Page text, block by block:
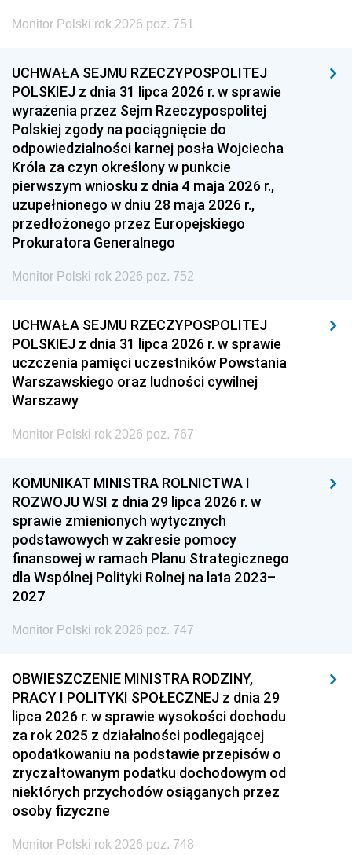
Monitor Polski rok 2026 poz. 751
UCHWAŁA SEJMU RZECZYPOSPOLITEJ
POLSKIEJ z dnia 31 lipca 2026 r. w sprawie
wyrażenia przez Sejm Rzeczypospolitej
Polskiej zgody na pociągnięcie do
odpowiedzialności karnej posła Wojciecha
Króla za czyn określony w punkcie
pierwszym wniosku z dnia 4 maja 2026 r.,
uzupełnionego w dniu 28 maja 2026 r.,
przedłożonego przez Europejskiego
Prokuratora Generalnego
Monitor Polski rok 2026 poz. 752
UCHWAŁA SEJMU RZECZYPOSPOLITEJ
POLSKIEJ z dnia 31 lipca 2026 r. w sprawie
uczczenia pamięci uczestników Powstania
Warszawskiego oraz ludności cywilnej
Warszawy
Monitor Polski rok 2026 poz. 767
KOMUNIKAT MINISTRA ROLNICTWA I
ROZWOJU WSI z dnia 29 lipca 2026 r. w
sprawie zmienionych wytycznych
podstawowych w zakresie pomocy
finansowej w ramach Planu Strategicznego
dla Wspólnej Polityki Rolnej na lata 2023–
2027
Monitor Polski rok 2026 poz. 747
OBWIESZCZENIE MINISTRA RODZINY,
PRACY I POLITYKI SPOŁECZNEJ z dnia 29
lipca 2026 r. w sprawie wysokości dochodu
za rok 2025 z działalności podlegającej
opodatkowaniu na podstawie przepisów o
zryczałtowanym podatku dochodowym od
niektórych przychodów osiąganych przez
osoby fizyczne
Monitor Polski rok 2026 poz. 748